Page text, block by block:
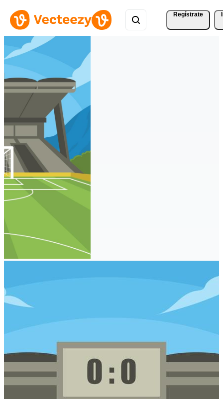
Regístrate